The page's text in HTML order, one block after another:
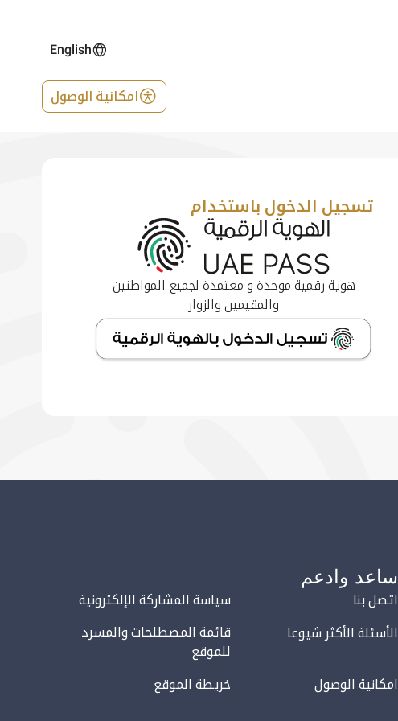
English
امكانية الوصول
تسجيل الدخول باستخدام
هوية رقمية موحدة و معتمدة لجميع المواطنين
والمقيمين والزوار
ساعد وادعم
اتصل بنا سياسة المشاركة الإلكترونية
الأسئلة الأكثر شيوعا
قائمة المصطلحات والمسرد
للموقع
امكانية الوصول خريطة الموقع